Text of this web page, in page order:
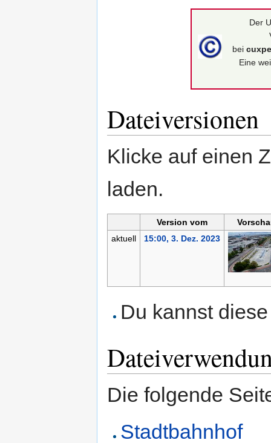
Der
bei
Eine
Dateiversionen
Klicke auf einen
laden.
Version vom
aktuell
15:00, 3. Dez. 2023
Du kannst
Die folgende
Stadtbahnhof